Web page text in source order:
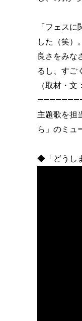
「フェス
した（笑）
良さをみな
るし、すご
（取材・文
主題歌を担
ら」のミュ
◆「どうし